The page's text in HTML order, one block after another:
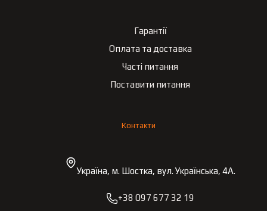
Гарантії
Оплата та доставка
Часті питання
Поставити питання
Контакти
Україна, м. Шостка, вул. Українська, 4А.
+38 097 677 32 19